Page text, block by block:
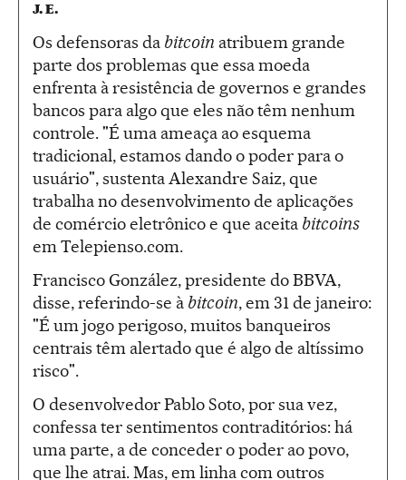
J. E.
Os defensoras da bitcoin atribuem grande
parte dos problemas que essa moeda
enfrenta à resistência de governos e grandes
bancos para algo que eles não têm nenhum
controle. "É uma ameaça ao esquema
tradicional, estamos dando o poder para o
usuário", sustenta Alexandre Saiz, que
trabalha no desenvolvimento de aplicações
de comércio eletrônico e que aceita bitcoins
em Telepienso.com.
Francisco González, presidente do BBVA,
disse, referindo-se à bitcoin, em 31 de janeiro:
"É um jogo perigoso, muitos banqueiros
centrais têm alertado que é algo de altíssimo
risco".
O desenvolvedor Pablo Soto, por sua vez,
confessa ter sentimentos contraditórios: há
uma parte, a de conceder o poder ao povo,
que lhe atrai. Mas, em linha com outros